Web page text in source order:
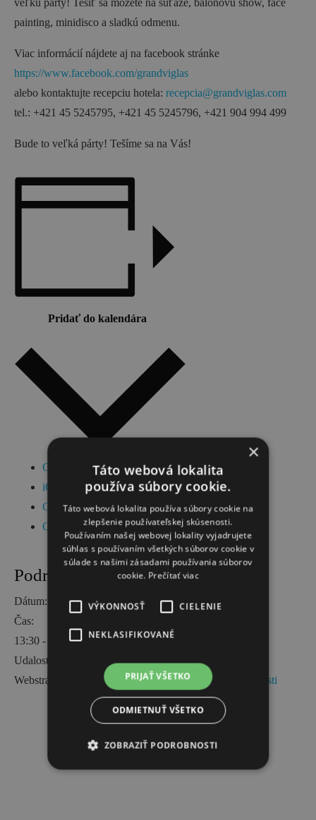
Ubytovanie
TOP zážitky
Zážitky na Strednom Slovensku
3 veci, ktoré ste o Kremnici pravdepodobne
nevedeli (a ako ju zažiť úplne inak!)
Novinky a podujatia
Blog
OOCR
Členovia
Kontakt
Zverejnené dokumenty
veľkú párty! Tešiť sa môžete na súťaže, balónovú show, face
painting, minidisco a sladkú odmenu.
Viac informácií nájdete aj na facebook stránke
https://www.facebook.com/grandviglas
alebo kontaktujte recepciu hotela: recepcia@grandviglas.com
tel.: +421 45 5245795, +421 45 5245796, +421 904 994 499
Bude to veľká párty! Tešíme sa na Vás!
Pridať do kalendára
Google Kalendár
iCalendar
Outlook 365
Outlook Live
Podrobnosti
Dátum:
4. júna 2017
Čas:
13:30 - 17:00
Udalosť Kategória:
Pre deti
Webstránka:
http://www.grandviglas.com/kalendar-udalosti
×
Táto webová lokalita
používa súbory cookie.
Táto webová lokalita používa súbory cookie na
zlepšenie používateľskej skúsenosti.
Používaním našej webovej lokality vyjadrujete
súhlas s používaním všetkých súborov cookie v
súlade s našimi zásadami používania súborov
cookie. Prečítať viac
VÝKONNOSŤ CIELENIE
NEKLASIFIKOVANÉ
PRIJAŤ VŠETKO
ODMIETNUŤ VŠETKO
ZOBRAZIŤ PODROBNOSTI